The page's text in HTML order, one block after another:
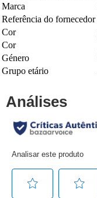
Marca
Referência do fornecedor
Cor
Cor
Género
Grupo etário